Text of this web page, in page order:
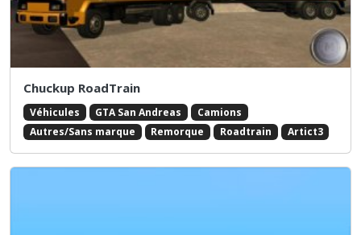
Chuckup RoadTrain
Véhicules GTA San Andreas
Camions
Autres/Sans marque
Remorque Roadtrain Artict3